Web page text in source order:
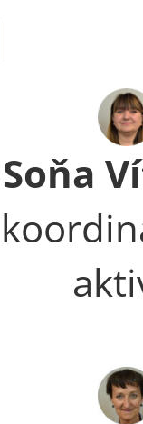
Soňa